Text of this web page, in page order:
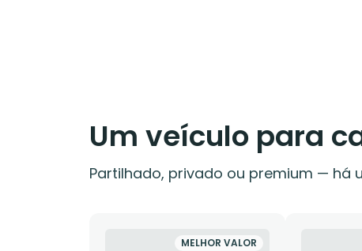
Um veículo para
Partilhado, privado ou premium — há
MELHOR VALOR